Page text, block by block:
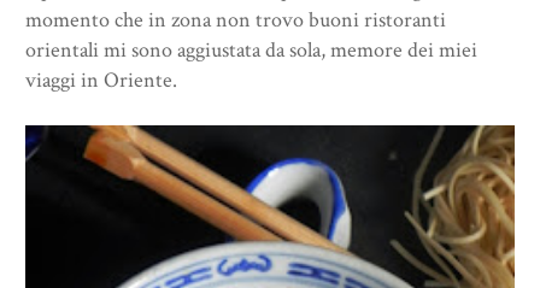
momento che in zona non trovo buoni ristoranti
orientali mi sono aggiustata da sola, memore dei miei
viaggi in Oriente.